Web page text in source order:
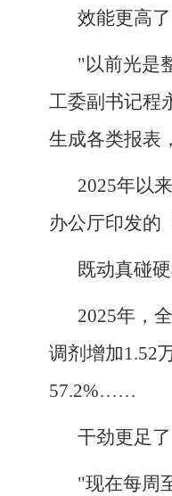
效能更高
"以前光是
工委副书记程
生成各类报表
2025年以
办公厅印发的
既动真碰
2025年，
调剂增加1.52
57.2%……
干劲更足
"现在每周